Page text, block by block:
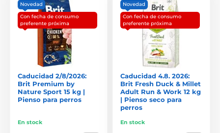
Novedad
Con fecha de consumo
preferente próxima
Caducidad 2/8/2026:
Brit Premium by
Nature Sport 15 kg |
Pienso para perros
En stock
Novedad
Con fecha de consumo
preferente próxima
Caducidad 4.8. 2026:
Brit Fresh Duck & Millet
Adult Run & Work 12 kg
| Pienso seco para
perros
En stock